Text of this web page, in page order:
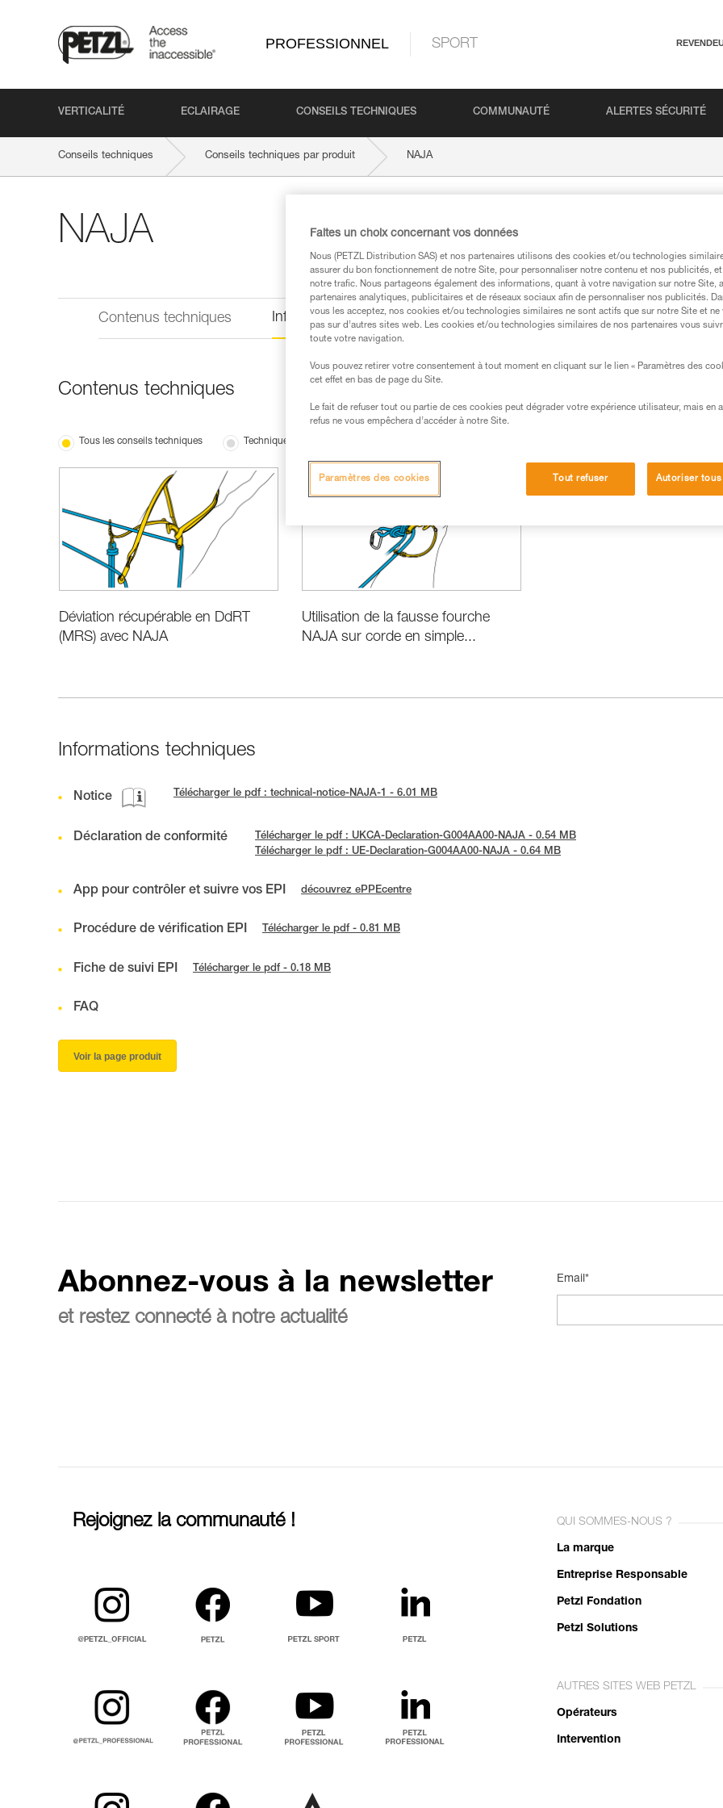
PROFESSIONNEL SPORT
VERTICALITÉ ECLAIRAGE CONSEILS TECHNIQUES COMMUNAUTÉ ALERTES SÉCURITÉ
Conseils techniques Conseils techniques par produit NAJA
NAJA
Contenus techniques Informations techniques
Contenus techniques
Tous les conseils techniques Techniques d’experts
Déviation récupérable en DdRT
(MRS) avec NAJA
Utilisation de la fausse fourche
NAJA sur corde en simple...
Informations techniques
Notice Télécharger le pdf : technical-notice-NAJA-1 - 6.01 MB
Déclaration de conformité
Télécharger le pdf : UKCA-Declaration-G004AA00-NAJA - 0.54 MB
Télécharger le pdf : UE-Declaration-G004AA00-NAJA - 0.64 MB
App pour contrôler et suivre vos EPI découvrez ePPEcentre
Procédure de vérification EPI Télécharger le pdf - 0.81 MB
Fiche de suivi EPI Télécharger le pdf - 0.18 MB
FAQ
Voir la page produit
Abonnez-vous à la newsletter
et restez connecté à notre actualité
Email*
Rejoignez la communauté ! QUI SOMMES-NOUS ?
La marque
Entreprise Responsable
Petzl Fondation
Petzl Solutions
AUTRES SITES WEB PETZL
Opérateurs
Intervention
Faites un choix concernant vos données
Nous (PETZL Distribution SAS) et nos partenaires utilisons des cookies et/ou technologies
assurer du bon fonctionnement de notre Site, pour personnaliser notre contenu et nos publicités,
notre trafic. Nous partageons également des informations, quant à votre navigation sur notre Site,
partenaires analytiques, publicitaires et de réseaux sociaux afin de personnaliser nos publicités.
vous les acceptez, nos cookies et/ou technologies similaires ne sont actifs que sur notre Site et ne
pas sur d’autres sites web. Les cookies et/ou technologies similaires de nos partenaires vous
toute votre navigation.
Vous pouvez retirer votre consentement à tout moment en cliquant sur le lien « Paramètres des
cet effet en bas de page du Site.
Le fait de refuser tout ou partie de ces cookies peut dégrader votre expérience utilisateur, mais en
refus ne vous empêchera d’accéder à notre Site.
Tout refuser Autoriser
Paramètres des cookies